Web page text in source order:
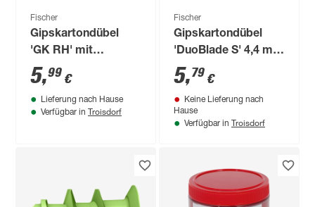
Fischer
Gipskartondübel
'GK RH' mit
Rundhaken
5,99 €
Lieferung nach Hause
Verfügbar in Troisdorf
Fischer
Gipskartondübel
'DuoBlade S' 4,4 mm
6 Stück
5,79 €
Keine Lieferung nach
Hause
Verfügbar in Troisdorf